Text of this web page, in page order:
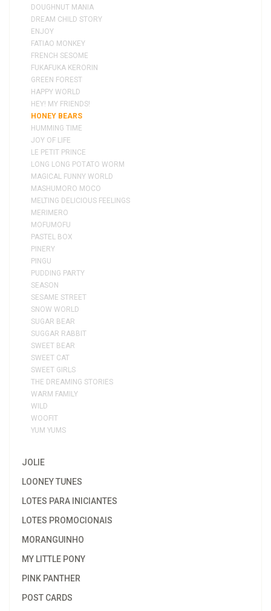
DOUGHNUT MANIA
DREAM CHILD STORY
ENJOY
FATIAO MONKEY
FRENCH SESOME
FUKAFUKA KERORIN
GREEN FOREST
HAPPY WORLD
HEY! MY FRIENDS!
HONEY BEARS
HUMMING TIME
JOY OF LIFE
LE PETIT PRINCE
LONG LONG POTATO WORM
MAGICAL FUNNY WORLD
MASHUMORO MOCO
MELTING DELICIOUS FEELINGS
MERIMERO
MOFUMOFU
PASTEL BOX
PINERY
PINGU
PUDDING PARTY
SEASON
SESAME STREET
SNOW WORLD
SUGAR BEAR
SUGGAR RABBIT
SWEET BEAR
SWEET CAT
SWEET GIRLS
THE DREAMING STORIES
WARM FAMILY
WILD
WOOFIT
YUM YUMS
JOLIE
LOONEY TUNES
LOTES PARA INICIANTES
LOTES PROMOCIONAIS
MORANGUINHO
MY LITTLE PONY
PINK PANTHER
POST CARDS